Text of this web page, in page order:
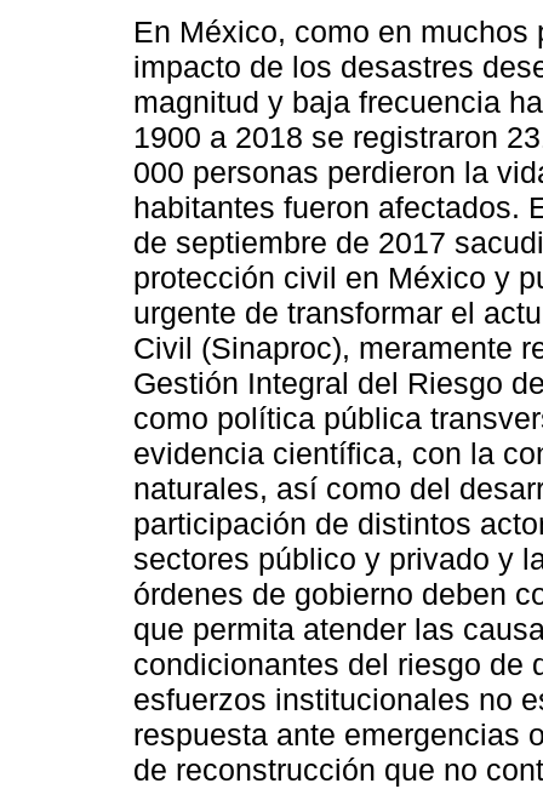
En México, como en
impacto de los desastres
magnitud y baja frecuencia
1900 a 2018 se registraron
000 personas perdieron la
habitantes fueron afectados.
de septiembre de 2017
protección civil en México y
urgente de transformar el
Civil (Sinaproc), meramente
Gestión Integral del Riesgo
como política pública
evidencia científica, con la
naturales, así como del
participación de distintos
sectores público y privado y
órdenes de gobierno deben
que permita atender las
condicionantes del riesgo de
esfuerzos institucionales no
respuesta ante emergencias
de reconstrucción que no